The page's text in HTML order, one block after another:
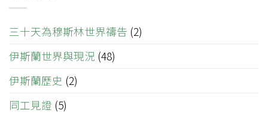
三十天為穆斯林世界禱告 (2)
伊斯蘭世界與現況 (48)
伊斯蘭歷史 (2)
同工見證 (5)